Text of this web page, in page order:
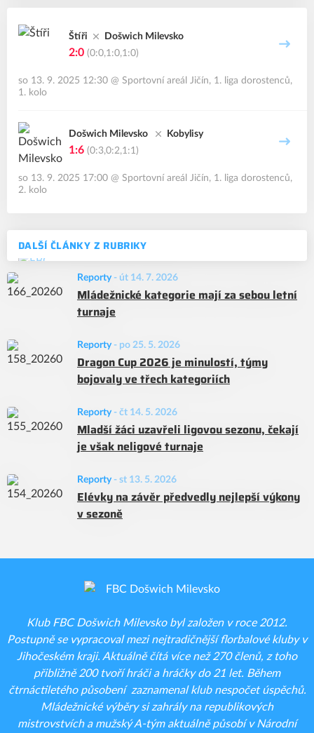
Štíři Došwich Milevsko
2:0 (0:0,1:0,1:0)
so 13. 9. 2025 12:30 @ Sportovní areál Jičín, 1. liga dorostenců,
1. kolo
Došwich Milevsko Kobylisy
1:6 (0:3,0:2,1:1)
so 13. 9. 2025 17:00 @ Sportovní areál Jičín, 1. liga dorostenců,
2. kolo
DALŠÍ ČLÁNKY Z RUBRIKY
Reporty - út 14. 7. 2026
Mládežnické kategorie mají za sebou letní
turnaje
Reporty - po 25. 5. 2026
Dragon Cup 2026 je minulostí, týmy
bojovaly ve třech kategoriích
Reporty - čt 14. 5. 2026
Mladší žáci uzavřeli ligovou sezonu, čekají
je však neligové turnaje
Reporty - st 13. 5. 2026
Elévky na závěr předvedly nejlepší výkony
v sezoně
Klub FBC Došwich Milevsko byl založen v roce 2012.
Postupně se vypracoval mezi nejtradičnější florbalové kluby v
Jihočeském kraji. Aktuálně čítá více než 270 členů, z toho
přibližně 200 tvoří hráči a hráčky do 21 let. Během
čtrnáctiletého působení zaznamenal klub nespočet úspěchů.
Mládežnické výběry si zahrály na republikových
mistrovstvích a mužský A-tým aktuálně působí v Národní